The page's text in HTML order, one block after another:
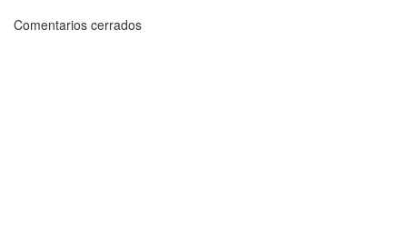
Comentarios cerrados